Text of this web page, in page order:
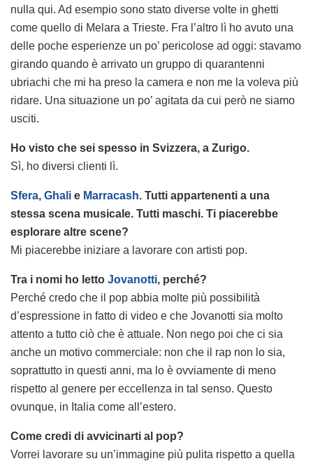
nulla qui. Ad esempio sono stato diverse volte in ghetti
come quello di Melara a Trieste. Fra l’altro lì ho avuto una
delle poche esperienze un po’ pericolose ad oggi: stavamo
girando quando è arrivato un gruppo di quarantenni
ubriachi che mi ha preso la camera e non me la voleva più
ridare. Una situazione un po’ agitata da cui però ne siamo
usciti.
Ho visto che sei spesso in Svizzera, a Zurigo.
Sì, ho diversi clienti lì.
Sfera, Ghali e Marracash. Tutti appartenenti a una
stessa scena musicale. Tutti maschi. Ti piacerebbe
esplorare altre scene?
Mi piacerebbe iniziare a lavorare con artisti pop.
Tra i nomi ho letto Jovanotti, perché?
Perché credo che il pop abbia molte più possibilità
d’espressione in fatto di video e che Jovanotti sia molto
attento a tutto ciò che è attuale. Non nego poi che ci sia
anche un motivo commerciale: non che il rap non lo sia,
soprattutto in questi anni, ma lo è ovviamente di meno
rispetto al genere per eccellenza in tal senso. Questo
ovunque, in Italia come all’estero.
Come credi di avvicinarti al pop?
Vorrei lavorare su un’immagine più pulita rispetto a quella